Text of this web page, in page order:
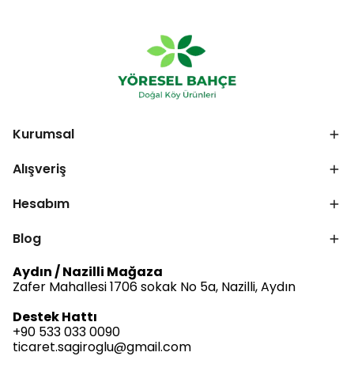
Kurumsal
Alışveriş
Hesabım
Blog
Aydın / Nazilli Mağaza
Zafer Mahallesi 1706 sokak No 5a, Nazilli, Aydın
Destek Hattı
+90 533 033 0090
ticaret.sagiroglu@gmail.com